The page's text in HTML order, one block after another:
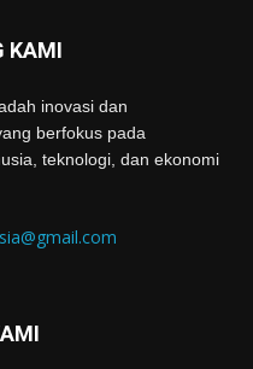
KAMI
inovasi dan
berfokus pada
teknologi, dan ekonomi